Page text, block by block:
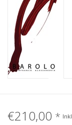
€210,00 *